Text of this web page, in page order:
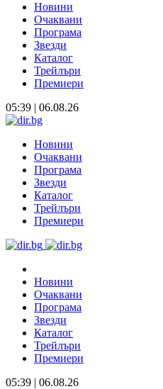
Новини
Очаквани
Програма
Звезди
Каталог
Трейлъри
Премиери
05:39 | 06.08.26
Новини
Очаквани
Програма
Звезди
Каталог
Трейлъри
Премиери
Новини
Очаквани
Програма
Звезди
Каталог
Трейлъри
Премиери
05:39 | 06.08.26